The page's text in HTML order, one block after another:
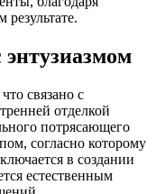
связано с
отделкой
потрясающего
согласно которому
в создании
естественным